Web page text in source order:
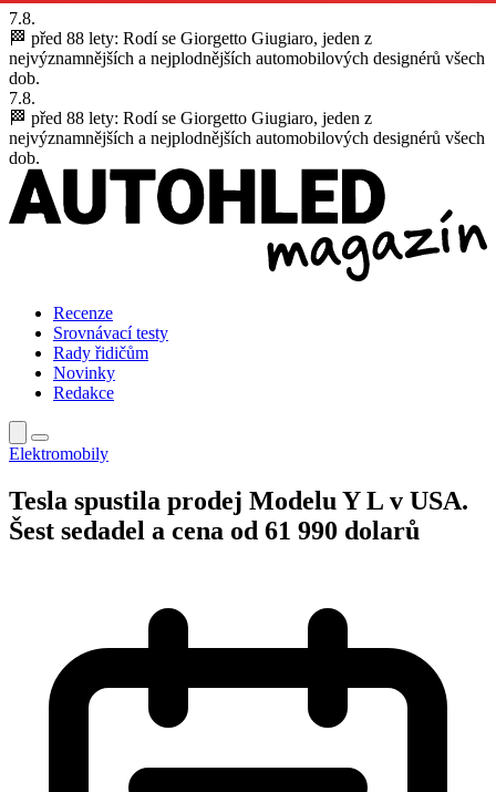
7.8.
🏁 před 88 lety: Rodí se Giorgetto Giugiaro, jeden z
nejvýznamnějších a nejplodnějších automobilových designérů všech
dob.
7.8.
🏁 před 88 lety: Rodí se Giorgetto Giugiaro, jeden z
nejvýznamnějších a nejplodnějších automobilových designérů všech
dob.
Recenze
Srovnávací testy
Rady řidičům
Novinky
Redakce
Elektromobily
Tesla spustila prodej Modelu Y L v USA.
Šest sedadel a cena od 61 990 dolarů